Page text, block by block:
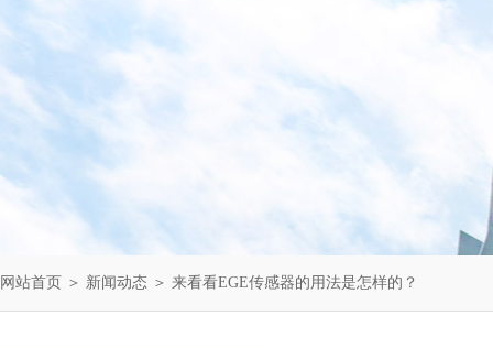
网站首页 ＞ 新闻动态 ＞ 来看看EGE传感器的用法是怎样的？